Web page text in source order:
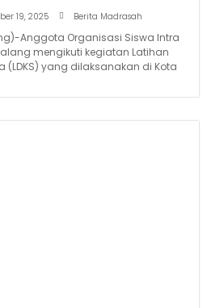
19, 2025 Berita Madrasah
Anggota Organisasi Siswa Intra
mengikuti kegiatan Latihan
(LDKS) yang dilaksanakan di Kota